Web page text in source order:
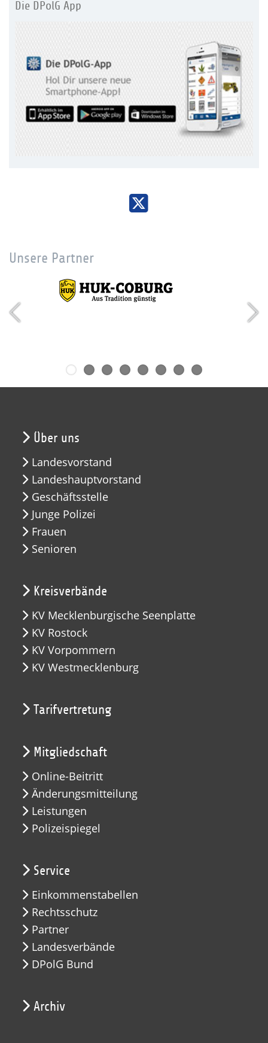
Die DPolG App
Unsere Partner
Über uns
Landesvorstand
Landeshauptvorstand
Geschäftsstelle
Junge Polizei
Frauen
Senioren
Kreisverbände
KV Mecklenburgische Seenplatte
KV Rostock
KV Vorpommern
KV Westmecklenburg
Tarifvertretung
Mitgliedschaft
Online-Beitritt
Änderungsmitteilung
Leistungen
Polizeispiegel
Service
Einkommenstabellen
Rechtsschutz
Partner
Landesverbände
DPolG Bund
Archiv